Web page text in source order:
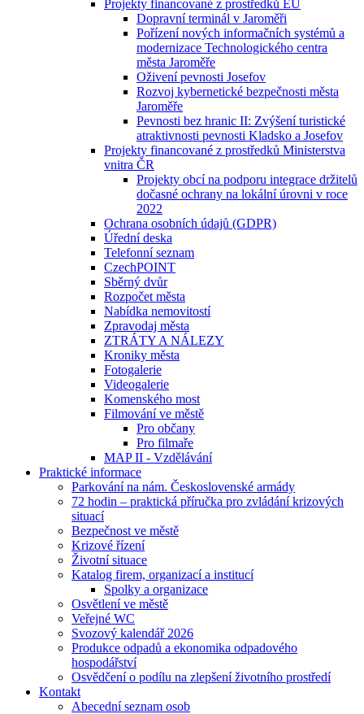
Projekty financované z prostředků EU
Dopravní terminál v Jaroměři
Pořízení nových informačních systémů a
modernizace Technologického centra
města Jaroměře
Oživení pevnosti Josefov
Rozvoj kybernetické bezpečnosti města
Jaroměře
Pevnosti bez hranic II: Zvýšení turistické
atraktivnosti pevnosti Kladsko a Josefov
Projekty financované z prostředků Ministerstva
vnitra ČR
Projekty obcí na podporu integrace držitelů
dočasné ochrany na lokální úrovni v roce
2022
Ochrana osobních údajů (GDPR)
Úřední deska
Telefonní seznam
CzechPOINT
Sběrný dvůr
Rozpočet města
Nabídka nemovitostí
Zpravodaj města
ZTRÁTY A NÁLEZY
Kroniky města
Fotogalerie
Videogalerie
Komenského most
Filmování ve městě
Pro občany
Pro filmaře
MAP II - Vzdělávání
Praktické informace
Parkování na nám. Československé armády
72 hodin – praktická příručka pro zvládání krizových
situací
Bezpečnost ve městě
Krizové řízení
Životní situace
Katalog firem, organizací a institucí
Spolky a organizace
Osvětlení ve městě
Veřejné WC
Svozový kalendář 2026
Produkce odpadů a ekonomika odpadového
hospodářství
Osvědčení o podílu na zlepšení životního prostředí
Kontakt
Abecední seznam osob